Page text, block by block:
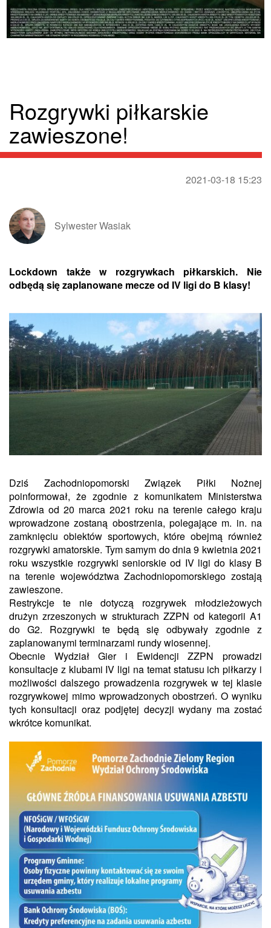
Rozgrywki piłkarskie
zawieszone!
2021-03-18 15:23
Sylwester Wasiak
Lockdown także w rozgrywkach piłkarskich. Nie
odbędą się zaplanowane mecze od IV ligi do B klasy!
Dziś Zachodniopomorski Związek Piłki Nożnej
poinformował, że zgodnie z komunikatem Ministerstwa
Zdrowia od 20 marca 2021 roku na terenie całego kraju
wprowadzone zostaną obostrzenia, polegające m. in. na
zamknięciu obiektów sportowych, które obejmą również
rozgrywki amatorskie. Tym samym do dnia 9 kwietnia 2021
roku wszystkie rozgrywki seniorskie od IV ligi do klasy B
na terenie województwa Zachodniopomorskiego zostają
zawieszone.
Restrykcje te nie dotyczą rozgrywek młodzieżowych
drużyn zrzeszonych w strukturach ZZPN od kategorii A1
do G2. Rozgrywki te będą się odbywały zgodnie z
zaplanowanymi terminarzami rundy wiosennej.
Obecnie Wydział Gier i Ewidencji ZZPN prowadzi
konsultacje z klubami IV ligi na temat statusu ich piłkarzy i
możliwości dalszego prowadzenia rozgrywek w tej klasie
rozgrywkowej mimo wprowadzonych obostrzeń. O wyniku
tych konsultacji oraz podjętej decyzji wydany ma zostać
wkrótce komunikat.